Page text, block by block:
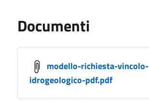
Documenti
modello-richiesta-vincolo-
idrogeologico-pdf.pdf